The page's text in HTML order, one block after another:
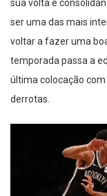
sua volta e
ser uma das mais
voltar a fazer uma
temporada passa a
última colocação
derrotas.